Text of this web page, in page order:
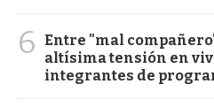
6
Entre "mal
altísima tensión en
integrantes de